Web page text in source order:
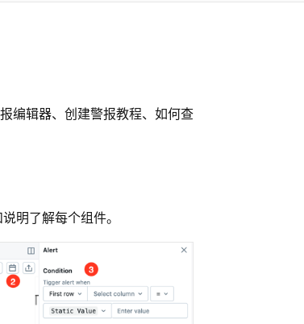
编辑器、创建警报教程、如何查
明了解每个组件。